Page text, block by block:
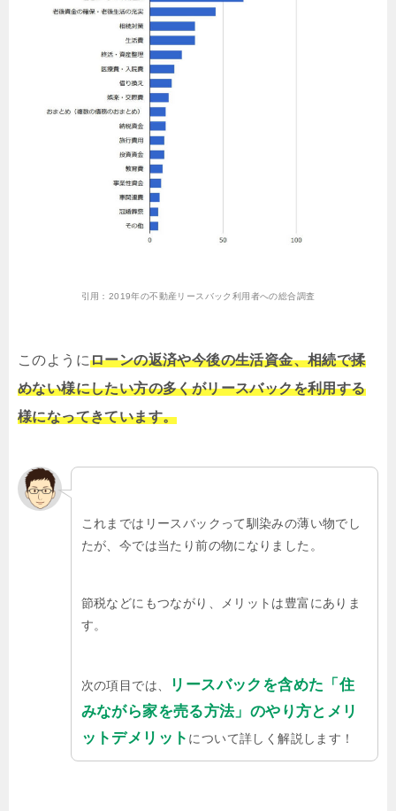
引用： 2019年の不動産リースバック利用者への総合調査
このようにローンの返済や今後の生活資金、相続で揉
めない様にしたい方の多くがリースバックを利用する
様になってきています。
これまではリースバックって馴染みの薄い物でし
たが、今では当たり前の物になりました。
節税などにもつながり、メリットは豊富にありま
す。
次の項目では、
リースバックを含めた「住
みながら家を売る方法」のやり方とメリ
ットデメリット について詳しく解説します！